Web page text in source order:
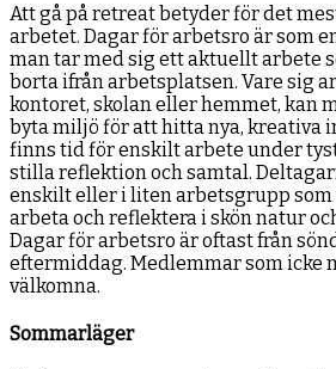
Att gå på retreat betyder för det
arbetet. Dagar för arbetsro är som
man tar med sig ett aktuellt arbete
borta ifrån arbetsplatsen. Vare sig
kontoret, skolan eller hemmet, kan
byta miljö för att hitta nya, kreativa
finns tid för enskilt arbete under
stilla reflektion och samtal.
enskilt eller i liten arbetsgrupp
arbeta och reflektera i skön natur
Dagar för arbetsro är oftast från
eftermiddag. Medlemmar som icke
välkomna.
Sommarläger